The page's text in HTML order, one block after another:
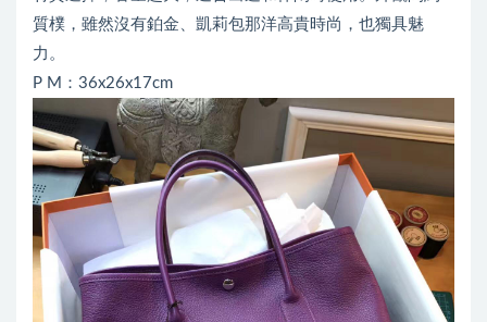
質樸，雖然沒有鉑金、凱莉包那洋高貴時尚，也獨具魅
力。
P M：36x26x17cm